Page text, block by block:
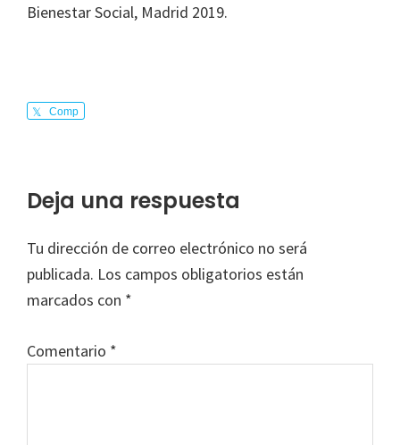
Bienestar Social, Madrid 2019.
Comp
Interacciones
los
lectores
Deja una respuesta
Tu dirección de correo electrónico no será
publicada. Los campos obligatorios están
marcados con *
Comentario *